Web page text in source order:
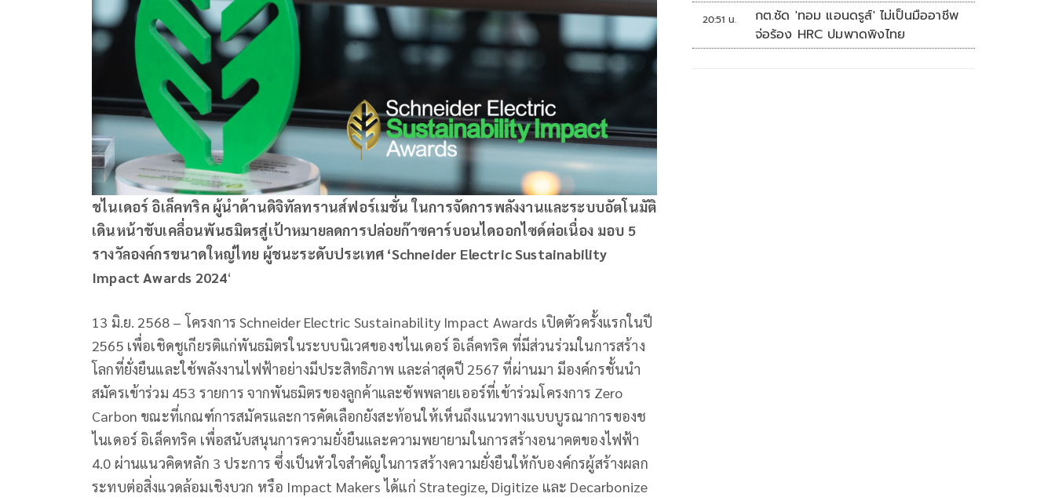
ชไนเดอร์ อิเล็คทริค ผู้นำด้านดิจิทัลทรานส์ฟอร์เมชั่น ในการจัดการพลังงานและระบบอัตโนมัติ
เดินหน้าขับเคลื่อนพันธมิตรสู่เป้าหมายลดการปล่อยก๊าซคาร์บอนไดออกไซด์ต่อเนื่อง มอบ 5
รางวัลองค์กรขนาดใหญ่ไทย ผู้ชนะระดับประเทศ ‘Schneider Electric Sustainability
Impact Awards 2024‘
13 มิ.ย. 2568 – โครงการ Schneider Electric Sustainability Impact Awards เปิดตัวครั้งแรกในปี
2565 เพื่อเชิดชูเกียรติแก่พันธมิตรในระบบนิเวศของชไนเดอร์ อิเล็คทริค ที่มีส่วนร่วมในการสร้าง
โลกที่ยั่งยืนและใช้พลังงานไฟฟ้าอย่างมีประสิทธิภาพ และล่าสุดปี 2567 ที่ผ่านมา มีองค์กรชั้นนำ
สมัครเข้าร่วม 453 รายการ จากพันธมิตรของลูกค้าและซัพพลายเออร์ที่เข้าร่วมโครงการ Zero
Carbon ขณะที่เกณฑ์การสมัครและการคัดเลือกยังสะท้อนให้เห็นถึงแนวทางแบบบูรณาการของช
ไนเดอร์ อิเล็คทริค เพื่อสนับสนุนการความยั่งยืนและความพยายามในการสร้างอนาคตของไฟฟ้า
4.0 ผ่านแนวคิดหลัก 3 ประการ ซึ่งเป็นหัวใจสำคัญในการสร้างความยั่งยืนให้กับองค์กรผู้สร้างผลก
ระทบต่อสิ่งแวดล้อมเชิงบวก หรือ Impact Makers ได้แก่ Strategize, Digitize และ Decarbonize
20:51 น.
กต.ซัด 'ทอม แอนดรูส์' ไม่เป็นมืออาชีพ
จ่อร้อง HRC ปมพาดพิงไทย